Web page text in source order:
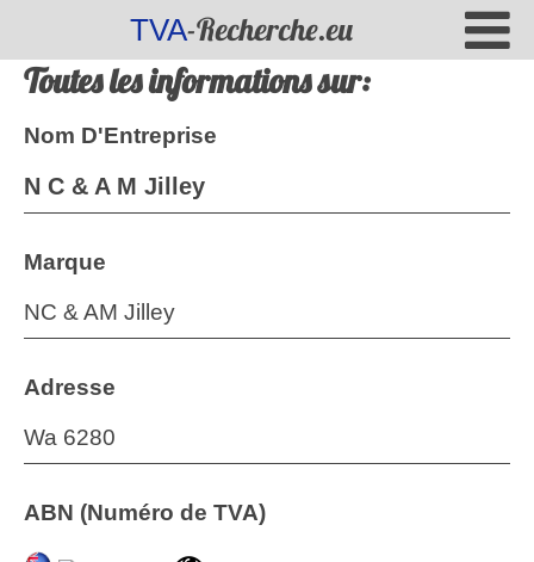
TVA-Recherche.eu
Toutes les informations sur:
Nom D'Entreprise
N C & A M Jilley
Marque
NC & AM Jilley
Adresse
Wa 6280
ABN (Numéro de TVA)